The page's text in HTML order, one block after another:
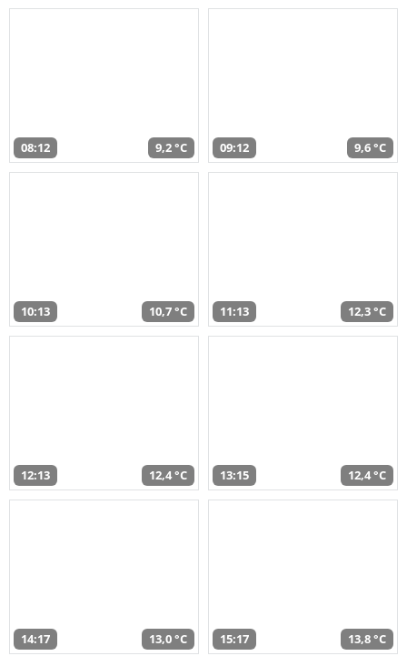
08:12 9,2 °C 09:12 9,6 °C
10:13 10,7 °C 11:13 12,3 °C
12:13 12,4 °C 13:15 12,4 °C
14:17 13,0 °C 15:17 13,8 °C